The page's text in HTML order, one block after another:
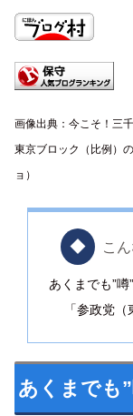
画像出典：今こそ！三
東京ブロック（比例）
ョ）
こ
あくまでも”噂
「参政党
あくまでも